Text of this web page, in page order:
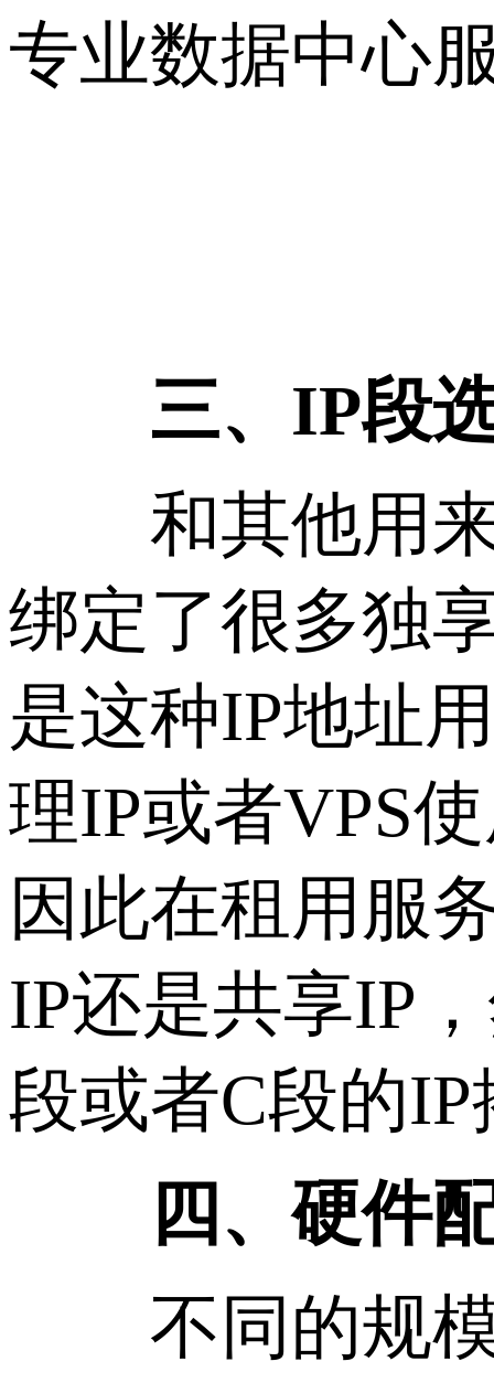
专业数据中心
三、IP段
和其他用来
绑定了很多独
是这种IP地址
理IP或者VPS
因此在租用服
IP还是共享IP
段或者C段的
四、硬件
不同的规模